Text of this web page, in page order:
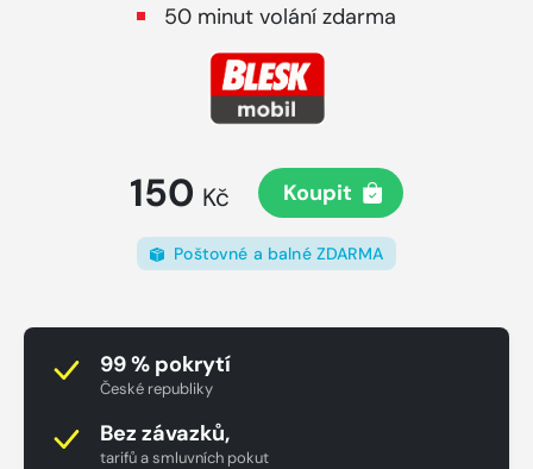
50 minut volání zdarma
150 Kč Koupit
Poštovné a balné ZDARMA
99 % pokrytí
České republiky
Bez závazků,
tarifů a smluvních pokut